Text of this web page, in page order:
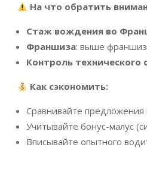
На что обратить
Стаж вождения во
Франшиза: выше
Контроль технического
Как сэкономить:
Сравнивайте предложения
Учитывайте бонус-малус
Вписывайте опытного